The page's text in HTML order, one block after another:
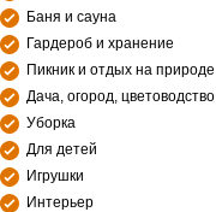
Баня и сауна
Гардероб и хранение
Пикник и отдых на природе
Дача, огород, цветоводство
Уборка
Для детей
Игрушки
Интерьер